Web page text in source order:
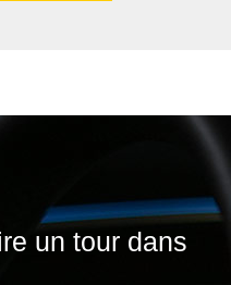
un tour dans